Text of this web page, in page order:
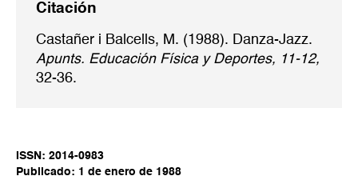
Citación
Castañer i Balcells, M. (1988). Danza-Jazz.
Apunts. Educación Física y Deportes, 11-12,
32-36.
ISSN: 2014-0983
Publicado: 1 de enero de 1988